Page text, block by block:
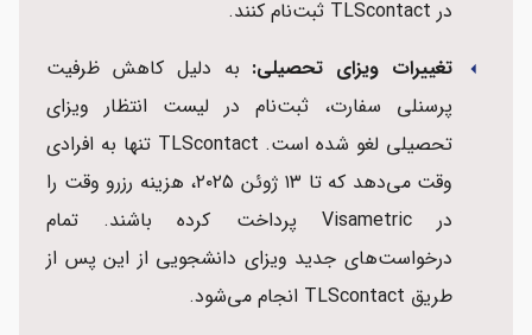
در TLScontact ثبت‌نام کنند.
arrow_left تغییرات ویزای تحصیلی: به دلیل کاهش ظرفیت
پرسنلی سفارت، ثبت‌نام در لیست انتظار ویزای
تحصیلی لغو شده است. TLScontact تنها به افرادی
وقت می‌دهد که تا ۱۳ ژوئن ۲۰۲۵، هزینه رزرو وقت را
در Visametric پرداخت کرده باشند. تمام
درخواست‌های جدید ویزای دانشجویی از این پس از
طریق TLScontact انجام می‌شود.